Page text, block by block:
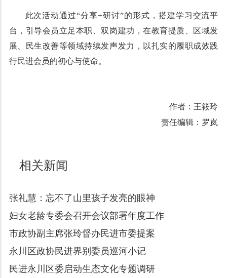
此次活动通过“分享+研讨”的形式，搭建学习交流平
台，引导会员立足本职、双岗建功，在教育提质、区域发
展、民生改善等领域持续发声发力，以扎实的履职成效践
行民进会员的初心与使命。
作者：王筱玲
责任编辑：罗岚
相关新闻
张礼慧：忘不了山里孩子发亮的眼神
妇女老龄专委会召开会议部署年度工作
市政协副主席张玲督办民进市委提案
永川区政协民进界别委员巡河小记
民进永川区委启动生态文化专题调研